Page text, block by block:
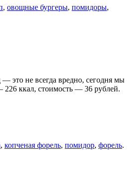
, овощные бургеры, помидоры,
это не всегда вредно, сегодня мы
ккал, стоимость — 36 рублей.
, копченая форель, помидор, форель.